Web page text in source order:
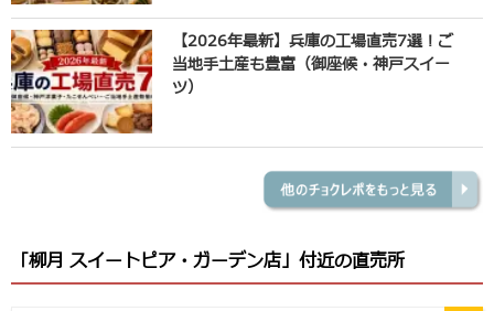
【2026年最新】兵庫の工場直売7選！ご
当地手土産も豊富（御座候・神戸スイー
ツ）
「柳月 スイートピア・ガーデン店」付近の直売所